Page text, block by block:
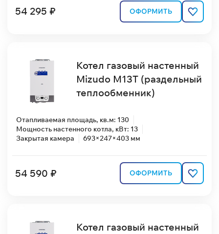
54 295 ₽ ОФОРМИТЬ
Котел газовый настенный
Mizudo M13T (раздельный
теплообменник)
Отапливаемая площадь, кв.м: 130
Мощность настенного котла, кВт: 13
Закрытая камера
693×247×403 мм
54 590 ₽ ОФОРМИТЬ
Котел газовый настенный